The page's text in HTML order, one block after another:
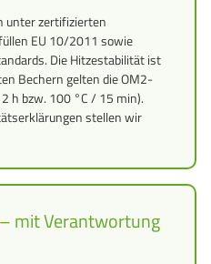
unter zertifizierten
EU 10/2011 sowie
Die Hitzestabilität ist
Bechern gelten die OM2-
h bzw. 100 °C / 15 min).
stellen wir
mit Verantwortung